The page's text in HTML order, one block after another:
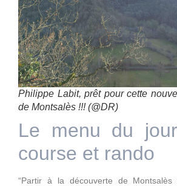
Philippe Labit, prêt pour cette
de Montsalès !!! (@DR)
Le menu du
course et rando
“Partir à la découverte de